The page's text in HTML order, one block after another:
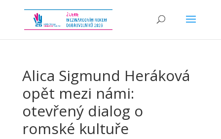
Alica Sigmund Heráková
opět mezi námi:
otevřený dialog o
romské kultuře